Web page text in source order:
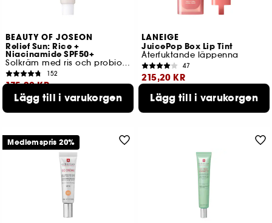
BEAUTY OF JOSEON
Relief Sun: Rice +
Niacinamide SPF50+
Solkräm med ris och probiotika
152
175,20 KR
Lägsta pris : 219,00 KR -20%
Lägg till i varukorgen
LANEIGE
JuicePop Box Lip Tint
Återfuktande läppenna
47
215,20 KR
Lägsta pris : 269,00 KR
8 tillgängliga färger
Lägg till i varukorgen
Medlemspris 20%